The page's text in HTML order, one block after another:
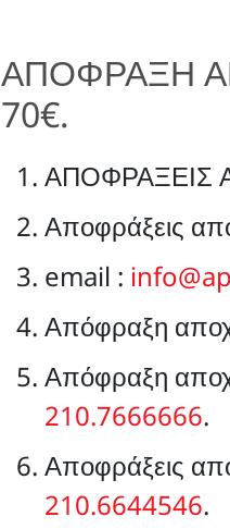
ΑΠΟΦΡΑΞΗ
70€.
ΑΠΟΦΡΑΞΕΙΣ
Αποφράξεις
email :
Απόφραξη
Απόφραξη
210.7666666.
Αποφράξεις
210.6644546.